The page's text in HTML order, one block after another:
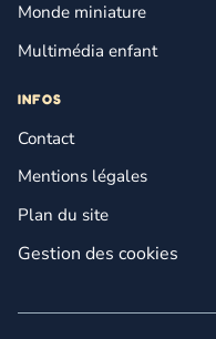
Monde miniature
Multimédia enfant
INFOS
Contact
Mentions légales
Plan du site
Gestion des cookies